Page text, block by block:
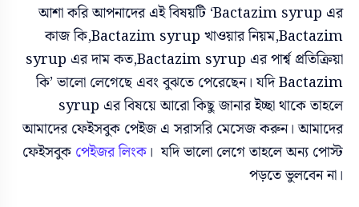
আশা করি আপনাদের এই বিষয়টি ‘Bactazim syrup এর
কাজ কি,Bactazim syrup খাওয়ার নিয়ম,Bactazim
syrup এর দাম কত,Bactazim syrup এর পার্শ্ব প্রতিক্রিয়া
কি’ ভালো লেগেছে এবং বুঝতে পেরেছেন। যদি Bactazim
syrup এর বিষয়ে আরো কিছু জানার ইচ্ছা থাকে তাহলে
আমাদের ফেইসবুক পেইজ এ সরাসরি মেসেজ করুন। আমাদের
ফেইসবুক পেইজর লিংক। যদি ভালো লেগে তাহলে অন্য পোস্ট
পড়তে ভুলবেন না।